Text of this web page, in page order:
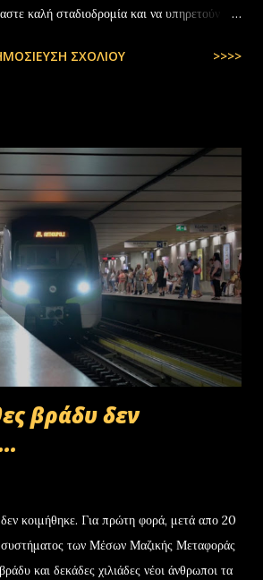
καλή σταδιοδρομία και να υπηρετούν με
— Nikos Dendias
ΣΧΟΛΊΟΥ >>>>
βράδυ δεν
κοιμήθηκε. Για πρώτη φορά, μετά απο 20
συστήματος των Μέσων Μαζικής Μεταφοράς
και δεκάδες χιλιάδες νέοι άνθρωποι τα